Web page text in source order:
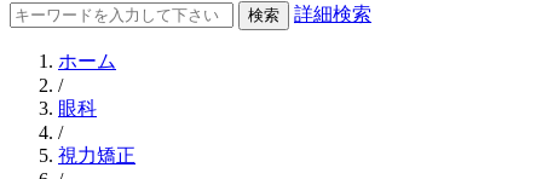
詳細検索
ホーム
/
眼科
/
視力矯正